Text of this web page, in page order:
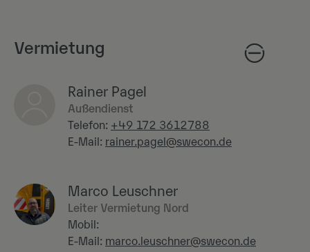
Vermietung
Rainer Pagel
Außendienst
Telefon: +49 172 3612788
E-Mail: rainer.pagel@swecon.de
Marco Leuschner
Leiter Vermietung Nord
Mobil:
E-Mail: marco.leuschner@swecon.de